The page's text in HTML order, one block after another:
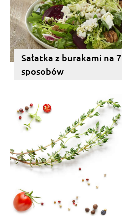
Sałatka z burakami na 7
sposobów